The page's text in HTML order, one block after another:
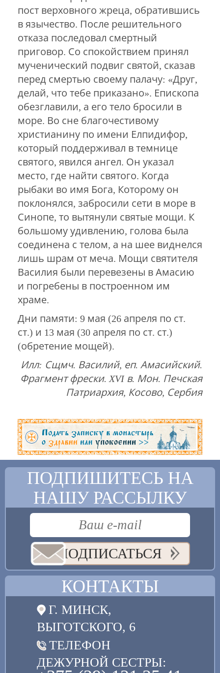
пост верховного жреца, обратившись
в язычество. После решительного
отказа последовал смертный
приговор. Со спокойствием принял
мученический подвиг святой, сказав
перед смертью своему палачу: «Друг,
делай, что тебе приказано». Епископа
обезглавили, а его тело бросили в
море. Во сне благочестивому
христианину по имени Елпидифор,
который поддерживал в темнице
святого, явился ангел. Он указал
место, где найти святого. Когда
рыбаки во имя Бога, Которому он
поклонялся, забросили сети в море в
Синопе, то вытянули святые мощи. К
большому удивлению, голова была
соединена с телом, а на шее виднелся
лишь шрам от меча. Мощи святителя
Василия были перевезены в Амасию
и погребены в построенном им
храме.
Дни памяти: 9 мая (26 апреля по ст.
ст.) и 13 мая (30 апреля по ст. ст.)
(обретение мощей).
Илл: Сщмч. Василий, еп. Амасийский.
Фрагмент фрески. XVI в. Мон. Печская
Патриархия, Косово, Сербия
ПОДПИШИТЕСЬ НА
НАШУ РАССЫЛКУ
ПОДПИСАТЬСЯ
КОНТАКТЫ
Г. МИНСК,
ВЫГОТСКОГО, 6
ТЕЛЕФОН
ДЕЖУРНОЙ СЕСТРЫ: